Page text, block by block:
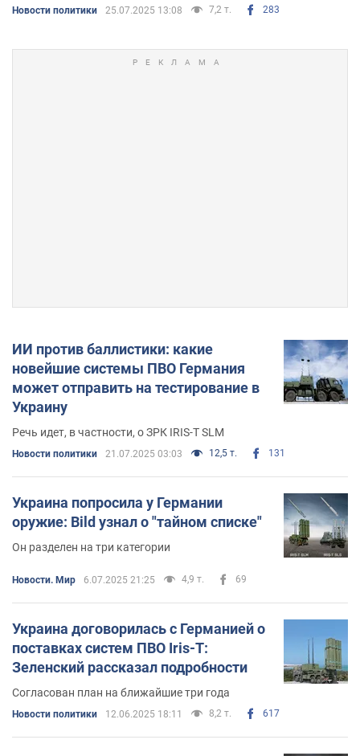
Новости политики 25.07.2025 13:08 7,2 т. 283
ИИ против баллистики: какие
новейшие системы ПВО Германия
может отправить на тестирование в
Украину
Речь идет, в частности, о ЗРК IRIS-T SLM
Новости политики 21.07.2025 03:03 12,5 т. 131
Украина попросила у Германии
оружие: Bild узнал о "тайном списке"
Он разделен на три категории
Новости. Мир 6.07.2025 21:25 4,9 т. 69
Украина договорилась с Германией о
поставках систем ПВО Iris-T:
Зеленский рассказал подробности
Согласован план на ближайшие три года
Новости политики 12.06.2025 18:11 8,2 т. 617